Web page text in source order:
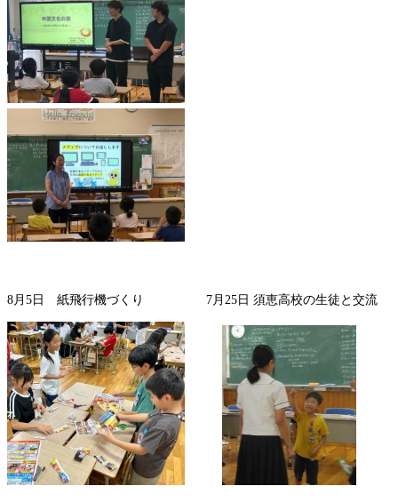
8月5日 紙飛行機づくり 7月25日 須恵高校の生徒と交流